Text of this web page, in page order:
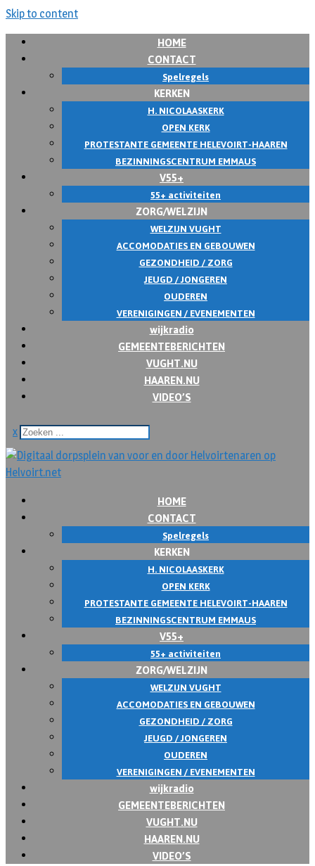
Skip to content
HOME
CONTACT
Spelregels
KERKEN
H. NICOLAASKERK
OPEN KERK
PROTESTANTE GEMEENTE HELEVOIRT-HAAREN
BEZINNINGSCENTRUM EMMAUS
V55+
55+ activiteiten
ZORG/WELZIJN
WELZIJN VUGHT
ACCOMODATIES EN GEBOUWEN
GEZONDHEID / ZORG
JEUGD / JONGEREN
OUDEREN
VERENIGINGEN / EVENEMENTEN
wijkradio
GEMEENTEBERICHTEN
VUGHT.NU
HAAREN.NU
VIDEO’S
x
HOME
CONTACT
Spelregels
KERKEN
H. NICOLAASKERK
OPEN KERK
PROTESTANTE GEMEENTE HELEVOIRT-HAAREN
BEZINNINGSCENTRUM EMMAUS
V55+
55+ activiteiten
ZORG/WELZIJN
WELZIJN VUGHT
ACCOMODATIES EN GEBOUWEN
GEZONDHEID / ZORG
JEUGD / JONGEREN
OUDEREN
VERENIGINGEN / EVENEMENTEN
wijkradio
GEMEENTEBERICHTEN
VUGHT.NU
HAAREN.NU
VIDEO’S